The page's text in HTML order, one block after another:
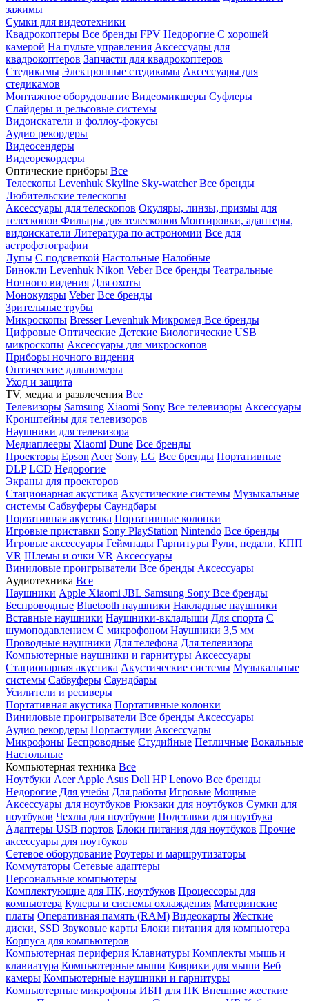
зажимы
Сумки для видеотехники
Квадрокоптеры Все бренды FPV Недорогие С хорошей
камерой На пульте управления Аксессуары для
квадрокоптеров Запчасти для квадрокоптеров
Стедикамы Электронные стедикамы Аксессуары для
стедикамов
Монтажное оборудование Видеомикшеры Суфлеры
Слайдеры и рельсовые системы
Видоискатели и фоллоу-фокусы
Аудио рекордеры
Видеосендеры
Видеорекордеры
Оптические приборы Все
Телескопы Levenhuk Skyline Sky-watcherВсе бренды
Любительские телескопы
Аксессуары для телескопов Окуляры, линзы, призмы для
телескопов Фильтры для телескопов Монтировки, адаптеры,
видоискатели Литература по астрономии Все для
астрофотографии
Лупы С подсветкой Настольные Налобные
Бинокли Levenhuk Nikon VeberВсе бренды Театральные
Ночного видения Для охоты
Монокуляры Veber Все бренды
Зрительные трубы
Микроскопы BresserLevenhuk Микромед Все бренды
Цифровые Оптические Детские Биологические USB
микроскопы Аксессуары для микроскопов
Приборы ночного видения
Оптические дальномеры
Уход и защита
TV, медиа и развлечения Все
Телевизоры Samsung Xiaomi Sony Все телевизоры Аксессуары
Кронштейны для телевизоров
Наушники для телевизора
Медиаплееры Xiaomi Dune Все бренды
Проекторы Epson Acer Sony LG Все бренды Портативные
DLP LCD Недорогие
Экраны для проекторов
Стационарная акустика Акустические системы Музыкальные
системы Сабвуферы Саундбары
Портативная акустика Портативные колонки
Игровые приставки Sony PlayStation Nintendo Все бренды
Игровые аксессуары Геймпады Гарнитуры Рули, педали, КПП
VR Шлемы и очки VR Аксессуары
Виниловые проигрыватели Все бренды Аксессуары
Аудиотехника Все
Наушники Apple Xiaomi JBL Samsung Sony Все бренды
Беспроводные Bluetooth наушники Накладные наушники
Вставные наушники Наушники-вкладыши Для спорта С
шумоподавлением С микрофоном Наушники 3,5 мм
Проводные наушники Для телефона Для телевизора
Компьютерные наушники и гарнитуры Аксессуары
Стационарная акустика Акустические системы Музыкальные
системы Сабвуферы Саундбары
Усилители и ресиверы
Портативная акустика Портативные колонки
Виниловые проигрыватели Все бренды Аксессуары
Аудио рекордеры Портастудии Аксессуары
Микрофоны Беспроводные Студийные Петличные Вокальные
Настольные
Компьютерная техника Все
Ноутбуки Acer Apple Asus Dell HP Lenovo Все бренды
Недорогие Для учебы Для работы Игровые Мощные
Аксессуары для ноутбуков Рюкзаки для ноутбуков Сумки для
ноутбуков Чехлы для ноутбуков Подставки для ноутбука
Адаптеры USB портов Блоки питания для ноутбуков Прочие
аксессуары для ноутбуков
Сетевое оборудование Роутеры и маршрутизаторы
Коммутаторы Сетевые адаптеры
Персональные компьютеры
Комплектующие для ПК, ноутбуков Процессоры для
компьютера Кулеры и системы охлаждения Материнские
платы Оперативная память (RAM) Видеокарты Жесткие
диски, SSD Звуковые карты Блоки питания для компьютера
Корпуса для компьютеров
Компьютерная периферия Клавиатуры Комплекты мышь и
клавиатура Компьютерные мыши Коврики для мыши Веб
камеры Компьютерные наушники и гарнитуры
Компьютерные микрофоны ИБП для ПК Внешние жесткие